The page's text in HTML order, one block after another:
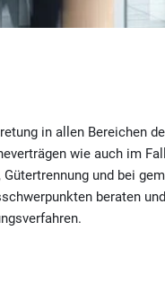
in allen Bereichen
wie auch im
und bei
beraten